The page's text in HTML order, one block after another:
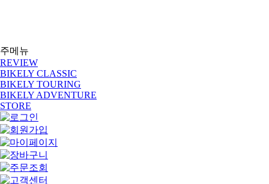
주메뉴
REVIEW
BIKELY CLASSIC
BIKELY TOURING
BIKELY ADVENTURE
STORE